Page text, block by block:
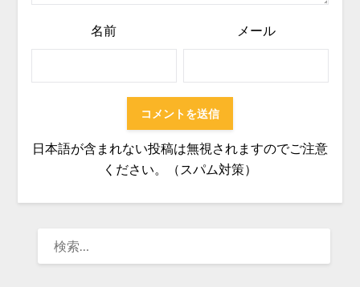
名前 メール
日本語が含まれない投稿は無視されますのでご注意
ください。（スパム対策）